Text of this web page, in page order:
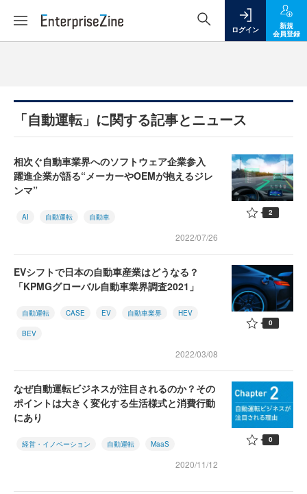
ログイン
新規
会員登録
「自動運転」に関する記事とニュース
相次ぐ自動車業界へのソフトウェア企業参入
躍進企業が語る“メーカーやOEMが抱えるジレ
ンマ”
AI 自動運転 自動車
2022/07/26
2
EVシフトで日本の自動車産業はどうなる？
「KPMGグローバル自動車業界調査2021」
自動運転 CASE EV 自動車業界 HEV
BEV
2022/03/08
0
なぜ自動運転ビジネスが注目されるのか？その
ポイントは大きく変化する生活様式と消費行動
にあり
経営・イノベーション 自動運転 MaaS
2020/11/12
0